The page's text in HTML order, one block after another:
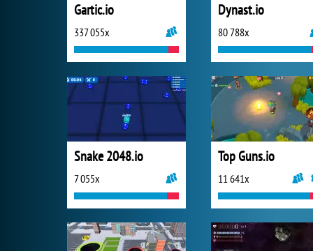
Gartic.io
337 055x
Dynast.io
80 788x
Snake 2048.io
7 055x
Top Guns.io
11 641x